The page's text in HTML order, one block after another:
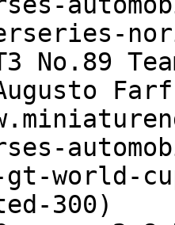
No.89
world-
300)